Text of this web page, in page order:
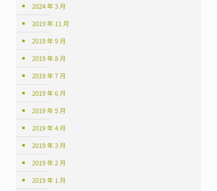
2024 年 3 月
2019 年 11 月
2019 年 9 月
2019 年 8 月
2019 年 7 月
2019 年 6 月
2019 年 5 月
2019 年 4 月
2019 年 3 月
2019 年 2 月
2019 年 1 月